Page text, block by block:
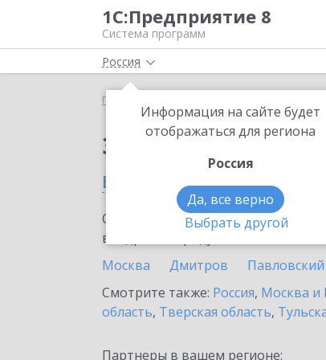
1С:Предприятие 8
Система программ
Россия
Информация на сайте будет
отображаться для региона
Россия
Да, все верно
Выбрать другой
Главная 1С:Бизнес-сеть.
Заказать
в Волоколамске
Ознакомьтесь с
внедрение продукта.
Москва
Дмитров
Смотрите также: Россия, Москва и
область, Тверская область,
Партнеры в вашем регионе: